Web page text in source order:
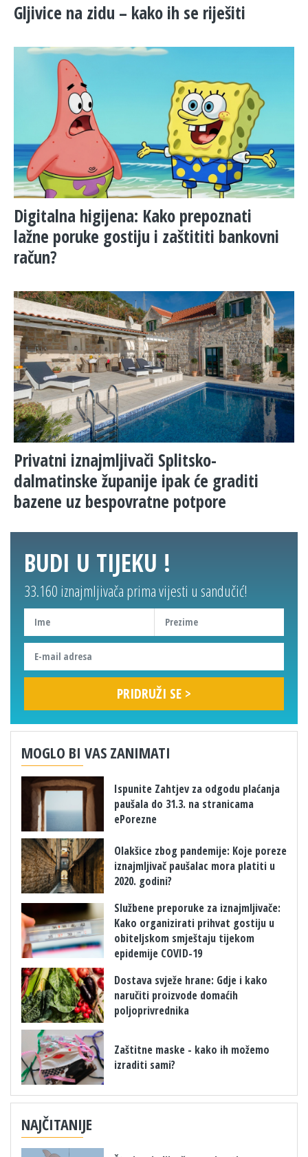
Gljivice na zidu – kako ih se riješiti
​Digitalna higijena: Kako prepoznati
lažne poruke gostiju i zaštititi bankovni
račun?
Privatni iznajmljivači Splitsko-
dalmatinske županije ipak će graditi
bazene uz bespovratne potpore
BUDI U TIJEKU !
33.160 iznajmljivača prima vijesti u sandučić!
MOGLO BI VAS ZANIMATI
Ispunite Zahtjev za odgodu plaćanja
paušala do 31.3. na stranicama
ePorezne
Olakšice zbog pandemije: Koje poreze
iznajmljivač paušalac mora platiti u
2020. godini?
Službene preporuke za iznajmljivače:
Kako organizirati prihvat gostiju u
obiteljskom smještaju tijekom
epidemije COVID-19
Dostava svježe hrane: Gdje i kako
naručiti proizvode domaćih
poljoprivrednika
Zaštitne maske - kako ih možemo
izraditi sami?
NAJČITANIJE